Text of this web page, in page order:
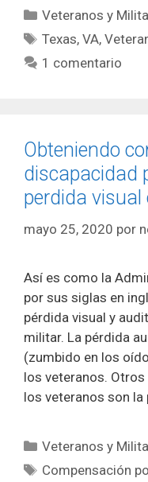
Categorías
Veteranos y
Etiquetas
Texas,VA,
1 comentario
Obteniendo
discapacidad
perdida visual
mayo 25, 2020 por
Así es como la
por sus siglas en
pérdida visual y
militar. La pérdida
(zumbido en los
los veteranos.
los veteranos son la
Categorías
Veteranos y
Etiquetas
Compensación